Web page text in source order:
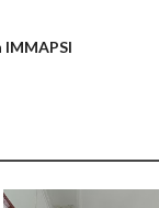
IMMAPSI